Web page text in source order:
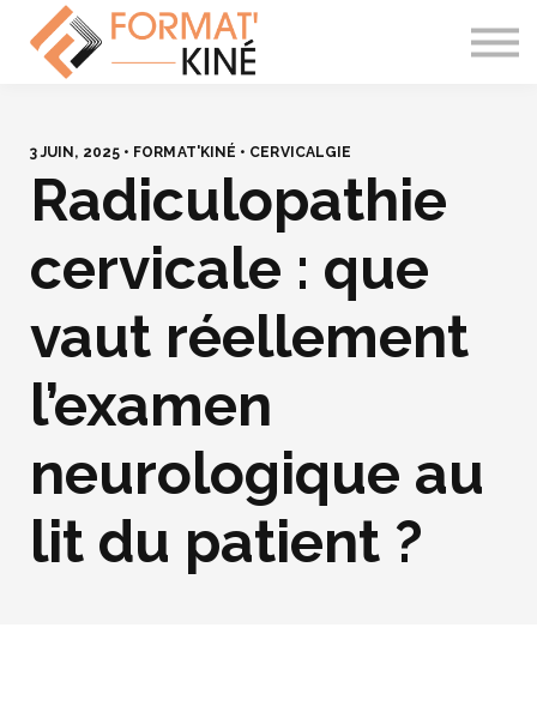
À PROPOS
CONTACT
SE CONNECTER
3 JUIN, 2025 • FORMAT'KINÉ • CERVICALGIE
Radiculopathie
cervicale : que
vaut réellement
l’examen
neurologique au
lit du patient ?